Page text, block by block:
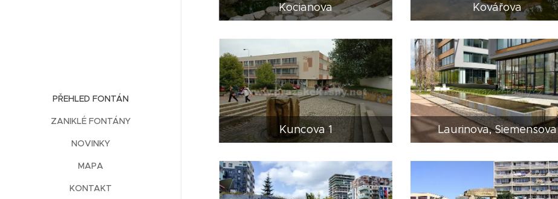
PŘEHLED FONTÁN
ZANIKLÉ FONTÁNY
NOVINKY
MAPA
KONTAKT
Kocianova Kovářova
Kuncova 1 Laurinova, Siemensova